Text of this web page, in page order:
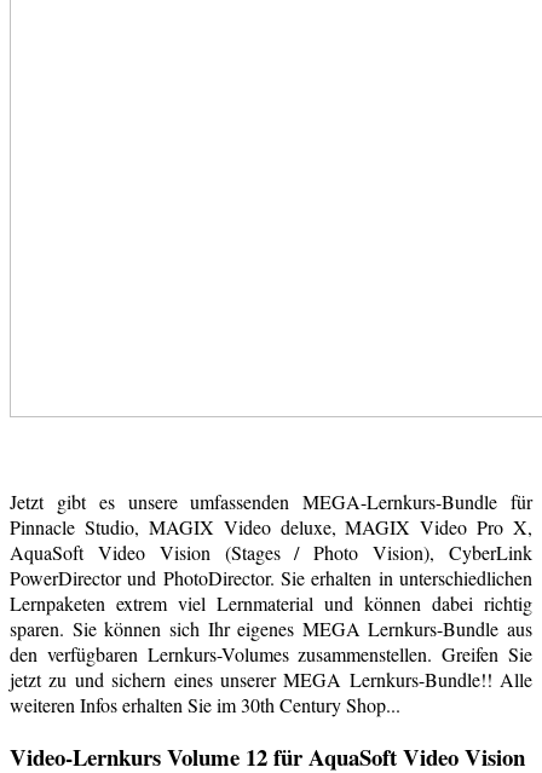
Jetzt gibt es unsere umfassenden MEGA-Lernkurs-Bundle für
Pinnacle Studio, MAGIX Video deluxe, MAGIX Video Pro X,
AquaSoft Video Vision (Stages / Photo Vision), CyberLink
PowerDirector und PhotoDirector. Sie erhalten in unterschiedlichen
Lernpaketen extrem viel Lernmaterial und können dabei richtig
sparen. Sie können sich Ihr eigenes MEGA Lernkurs-Bundle aus
den verfügbaren Lernkurs-Volumes zusammenstellen. Greifen Sie
jetzt zu und sichern eines unserer MEGA Lernkurs-Bundle!! Alle
weiteren Infos erhalten Sie im 30th Century Shop...
Video-Lernkurs Volume 12 für AquaSoft Video Vision